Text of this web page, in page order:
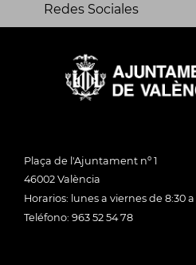
Redes Sociales
Plaça de l'Ajuntament nº 1
46002 València
Horarios: lunes a viernes de 8:30
Teléfono: 963 52 54 78